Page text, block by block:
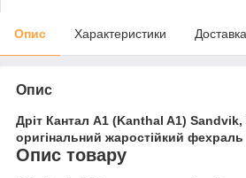
Опис Характеристики Доставка
Опис
Дріт Кантал A1 (Kanthal A1)
оригінальний жаростійкий фехраль
Опис товару